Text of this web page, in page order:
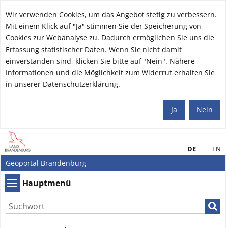
Wir verwenden Cookies, um das Angebot stetig zu verbessern.
Mit einem Klick auf "Ja" stimmen Sie der Speicherung von
Cookies zur Webanalyse zu. Dadurch ermöglichen Sie uns die
Erfassung statistischer Daten. Wenn Sie nicht damit
einverstanden sind, klicken Sie bitte auf "Nein". Nähere
Informationen und die Möglichkeit zum Widerruf erhalten Sie
in unserer Datenschutzerklärung.
Nein
Ja
DE EN
Geoportal Brandenburg
Hauptmenü
Hauptmenü